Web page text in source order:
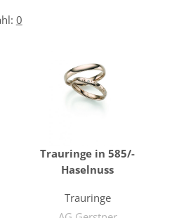
0
Trauringe in 585/-
Haselnuss
Trauringe